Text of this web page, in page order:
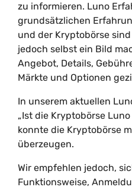
zu informieren. Luno
grundsätzlichen
und der Kryptobörse
jedoch selbst ein Bild
Angebot, Details,
Märkte und Optionen
In unserem aktuellen
„Ist die Kryptobörse
konnte die Kryptobörse
überzeugen.
Wir empfehlen jedoch,
Funktionsweise,